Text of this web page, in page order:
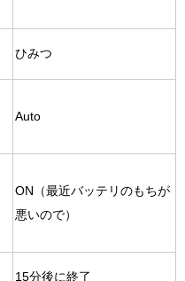
ひみつ
Auto
ON（最近バッテリのもちが
悪いので）
15分後に終了